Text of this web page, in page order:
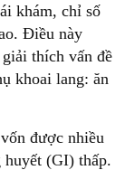
khám, chỉ số
Điều này
thích vấn đề
khoai lang: ăn
được nhiều
(GI) thấp.